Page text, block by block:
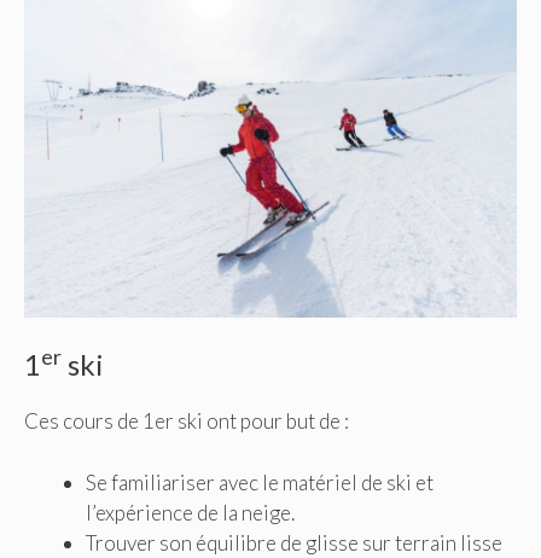
1er ski
Ces cours de 1er ski ont pour but de :
Se familiariser avec le matériel de ski et
l’expérience de la neige.
Trouver son équilibre de glisse sur terrain lisse